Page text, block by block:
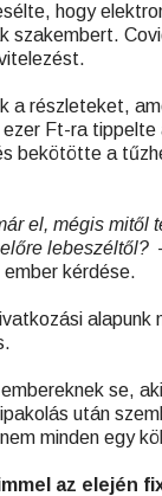
hogy
szakembert.
a részleteket,
Ft-ra
bekötötte a
el, mégis mitől
lebeszéltől?
ember kérdése.
alapunk
se,
után
minden egy
az elején